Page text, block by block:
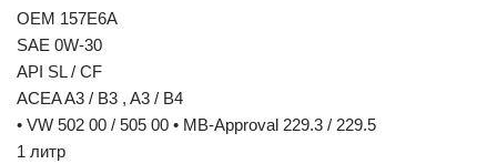
OEM 157E6A
SAE 0W-30
API SL / CF
ACEA A3 / B3 , A3 / B4
• VW 502 00 / 505 00 • MB-Approval 229.3 / 229.5
1 литр